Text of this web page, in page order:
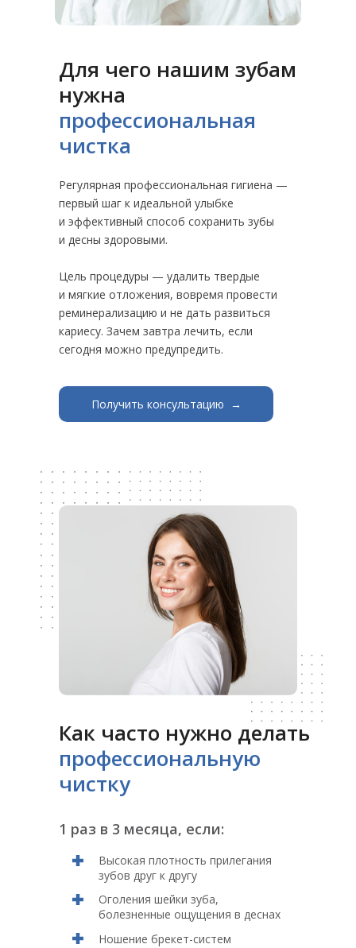
Для чего нашим зубам
нужна
профессиональная
чистка
Регулярная профессиональная гигиена —
первый шаг к идеальной улыбке
и эффективный способ сохранить зубы
и десны здоровыми.
Цель процедуры — удалить твердые
и мягкие отложения, вовремя провести
реминерализацию и не дать развиться
кариесу. Зачем завтра лечить, если
сегодня можно предупредить.
Получить консультацию →
Как часто нужно делать
профессиональную
чистку
Высокая плотность прилегания
зубов друг к другу
Оголения шейки зуба,
болезненные ощущения в деснах
Ношение брекет-систем
1 раз в 3 месяца, если: